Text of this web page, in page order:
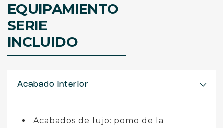
EQUIPAMIENTO
SERIE
INCLUIDO
Acabado Interior
Acabados de lujo: pomo de la